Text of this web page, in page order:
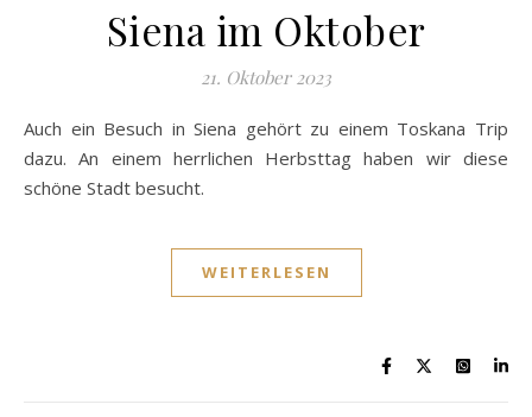
Siena im Oktober
21. Oktober 2023
Auch ein Besuch in Siena gehört zu einem Toskana Trip
dazu. An einem herrlichen Herbsttag haben wir diese
schöne Stadt besucht.
WEITERLESEN